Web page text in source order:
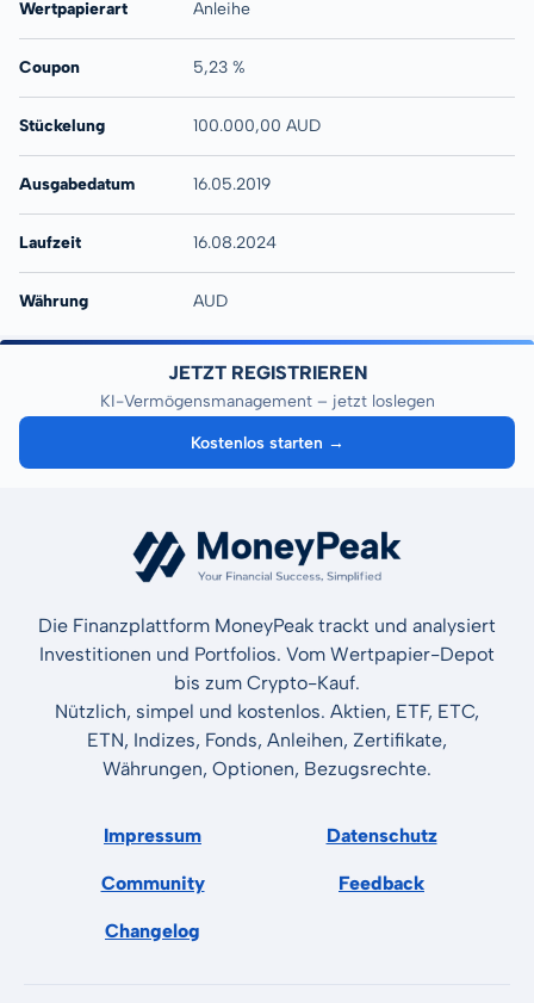
Wertpapierart Anleihe
Coupon 5,23 %
Stückelung 100.000,00 AUD
Ausgabedatum 16.05.2019
Laufzeit 16.08.2024
Währung AUD
JETZT REGISTRIEREN
KI-Vermögensmanagement – jetzt loslegen
Kostenlos starten →
Die Finanzplattform MoneyPeak trackt und analysiert
Investitionen und Portfolios. Vom Wertpapier-Depot
bis zum Crypto-Kauf.
Nützlich, simpel und kostenlos. Aktien, ETF, ETC,
ETN, Indizes, Fonds, Anleihen, Zertifikate,
Währungen, Optionen, Bezugsrechte.
Impressum Datenschutz
Community Feedback
Changelog